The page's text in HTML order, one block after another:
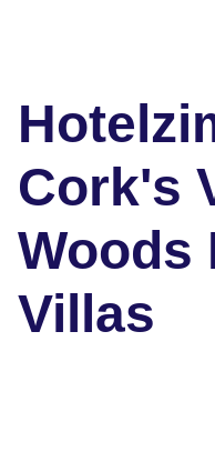
Cork's
Woods
Villas